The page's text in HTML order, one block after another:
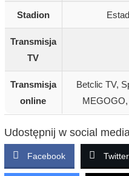
Stadion
Transmisja
TV
Transmisja
online
Betclic TV,
Udostępnij w social
Facebook